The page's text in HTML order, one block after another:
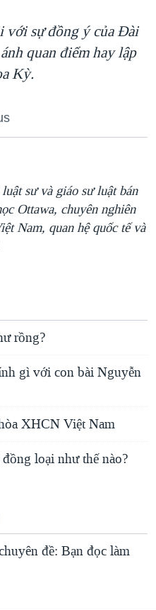
với sự đồng ý của Ðài
quan điểm hay lập
Kỳ.
sư và giáo sư luật bán
Ottawa, chuyên nghiên
Nam, quan hệ quốc tế và
rồng?
gì với con bài Nguyễn
XHCN Việt Nam
loại như thế nào?
đề: Bạn đọc làm